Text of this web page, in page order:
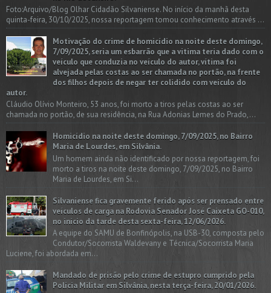
Foto:Arquivo/Blog Olhar Cidadão Silvaniense. No início da manhã desta
quinta-feira, 30/10/2025, nossa reportagem tomou conhecimento através ...
Motivação do crime de homicídio na noite deste domingo,
7/09/2025, seria um esbarrão que a vitima teria dado com o
veículo que conduzia no veículo do autor, vítima foi
alvejada pelas costas ao ser chamada no portão, na frente
dos filhos depois de negar ter colidido com veículo do
autor.
Cláudio Olívio Monteiro, 53 anos, foi morto a tiros pelas costas ao ser
chamada no portão, de sua residência, na Rua Adonias Lemes do Prado,...
Homicídio na noite deste domingo, 7/09/2025, no Bairro
Maria de Lourdes, em Silvânia.
Um homem ainda não identificado por nossa reportagem, foi
morto a tiros na noite deste domingo, 7/09/2025, no Bairro
Maria de Lourdes, em Si...
Silvaniense fica gravemente ferido após ser prensado entre
veículos de carga na Rodovia Senador José Caixeta GO-010,
no início da tarde desta sexta-feira, 12/06/2026.
A equipe do SAMU de Bonfinópolis, na USB-30, composta pelo
Condutor/Socorrista Waldevany e Técnica/Socorrista Maria
Luciene, foi abordada em...
Mandado de prisão pelo crime de estupro cumprido pela
Polícia Militar em Silvânia, nesta terça-feira, 20/01/2026.